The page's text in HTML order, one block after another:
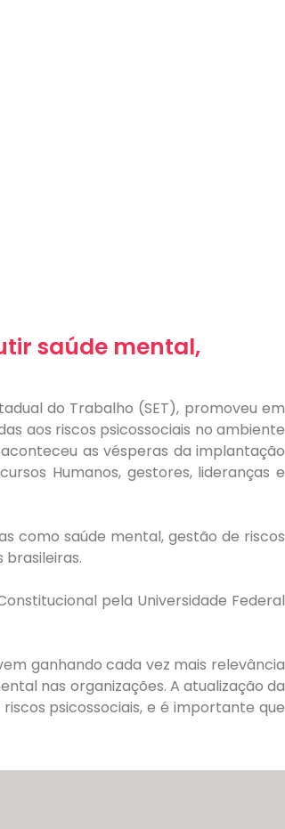
saúde mental,
do Trabalho (SET), promoveu em
aos riscos psicossociais no ambiente
as vésperas da implantação
Humanos, gestores, lideranças e
como saúde mental, gestão de riscos
brasileiras.
pela Universidade Federal
ganhando cada vez mais relevância
nas organizações. A atualização da
psicossociais, e é importante que